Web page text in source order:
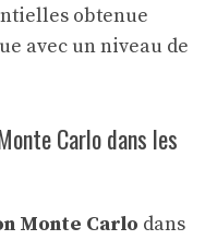
obtenue
avec un niveau de
Carlo dans les
Monte Carlo dans